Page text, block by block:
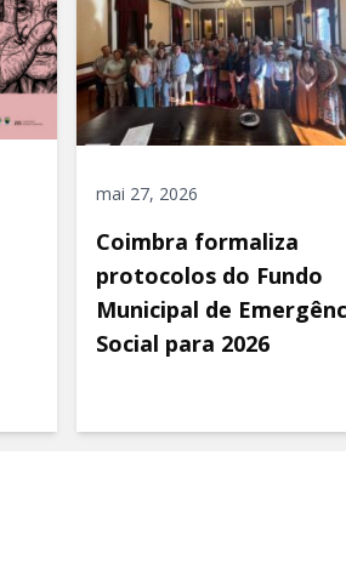
mai 27, 2026
Coimbra formaliza
protocolos do Fundo
Municipal de
Social para 2026